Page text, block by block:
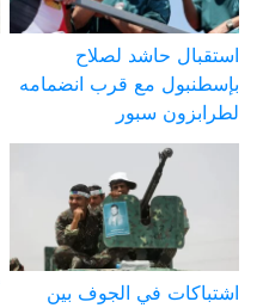
استقبال حاشد لصلاح
بإسطنبول مع قرب انضمامه
لطرابزون سبور
اشتباكات في الجوف بين